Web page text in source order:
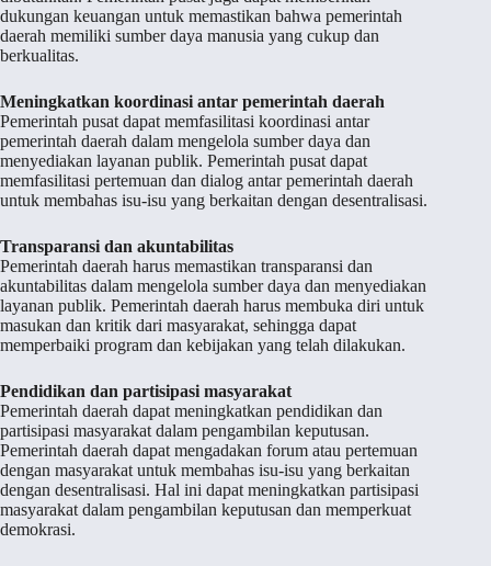
dukungan keuangan untuk memastikan bahwa pemerintah
daerah memiliki sumber daya manusia yang cukup dan
berkualitas.
Meningkatkan koordinasi antar pemerintah daerah
Pemerintah pusat dapat memfasilitasi koordinasi antar
pemerintah daerah dalam mengelola sumber daya dan
menyediakan layanan publik. Pemerintah pusat dapat
memfasilitasi pertemuan dan dialog antar pemerintah daerah
untuk membahas isu-isu yang berkaitan dengan desentralisasi.
Transparansi dan akuntabilitas
Pemerintah daerah harus memastikan transparansi dan
akuntabilitas dalam mengelola sumber daya dan menyediakan
layanan publik. Pemerintah daerah harus membuka diri untuk
masukan dan kritik dari masyarakat, sehingga dapat
memperbaiki program dan kebijakan yang telah dilakukan.
Pendidikan dan partisipasi masyarakat
Pemerintah daerah dapat meningkatkan pendidikan dan
partisipasi masyarakat dalam pengambilan keputusan.
Pemerintah daerah dapat mengadakan forum atau pertemuan
dengan masyarakat untuk membahas isu-isu yang berkaitan
dengan desentralisasi. Hal ini dapat meningkatkan partisipasi
masyarakat dalam pengambilan keputusan dan memperkuat
demokrasi.